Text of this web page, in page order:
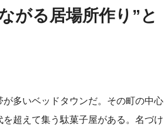
がる居場所作り”と
多いベッドタウンだ。その町の中心
超えて集う駄菓子屋がある。名づけ